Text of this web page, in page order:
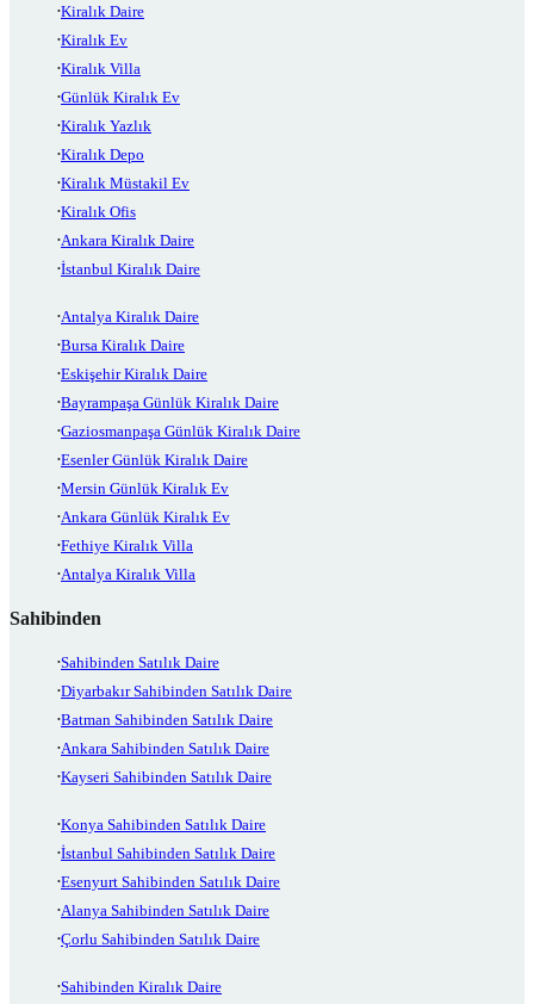
Kiralık Daire
Kiralık Ev
Kiralık Villa
Günlük Kiralık Ev
Kiralık Yazlık
Kiralık Depo
Kiralık Müstakil Ev
Kiralık Ofis
Ankara Kiralık Daire
İstanbul Kiralık Daire
Antalya Kiralık Daire
Bursa Kiralık Daire
Eskişehir Kiralık Daire
Bayrampaşa Günlük Kiralık Daire
Gaziosmanpaşa Günlük Kiralık Daire
Esenler Günlük Kiralık Daire
Mersin Günlük Kiralık Ev
Ankara Günlük Kiralık Ev
Fethiye Kiralık Villa
Antalya Kiralık Villa
Sahibinden
Sahibinden Satılık Daire
Diyarbakır Sahibinden Satılık Daire
Batman Sahibinden Satılık Daire
Ankara Sahibinden Satılık Daire
Kayseri Sahibinden Satılık Daire
Konya Sahibinden Satılık Daire
İstanbul Sahibinden Satılık Daire
Esenyurt Sahibinden Satılık Daire
Alanya Sahibinden Satılık Daire
Çorlu Sahibinden Satılık Daire
Sahibinden Kiralık Daire